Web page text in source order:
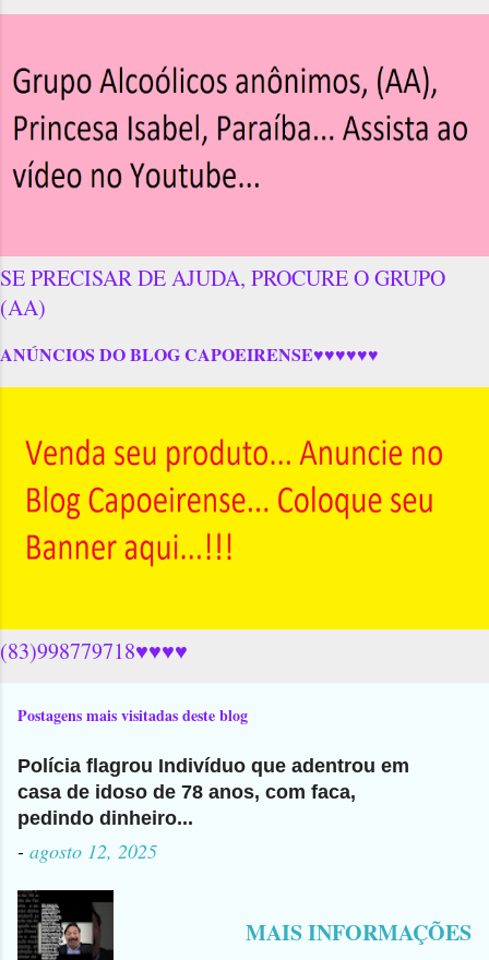
SE PRECISAR DE AJUDA, PROCURE O GRUPO
(AA)
ANÚNCIOS DO BLOG CAPOEIRENSE♥♥♥♥♥♥
(83)998779718♥♥♥♥
Postagens mais visitadas deste blog
Polícia flagrou Indivíduo que adentrou em
casa de idoso de 78 anos, com faca,
pedindo dinheiro...
- agosto 12, 2025
MAIS INFORMAÇÕES